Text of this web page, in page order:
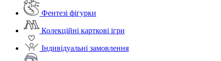
Фентезі фігурки
Колекційні карткові ігри
Індивідуальні замовлення